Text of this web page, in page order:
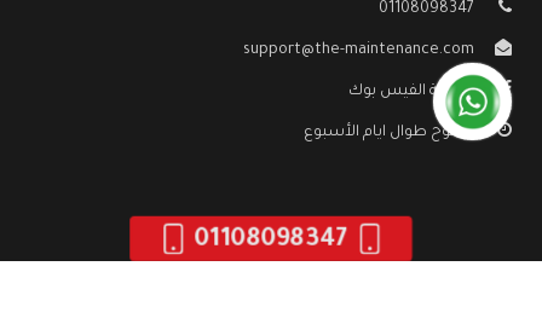
01108098347
support@the-maintenance.com
صفحة الفيس بوك
مفتوح طوال ايام الأسبوع
01108098347